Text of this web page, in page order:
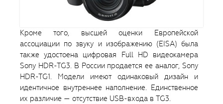
Кроме того, высшей оценки Европейской
ассоциации по звуку и изображению (EISA) была
также удостоена цифровая Full HD видеокамера
Sony HDR-TG3. В России продается ее аналог, Sony
HDR-TG1. Модели имеют одинаковый дизайн и
идентичное внутреннее наполнение. Единственное
их различие — отсутствие USB-входа в TG3.